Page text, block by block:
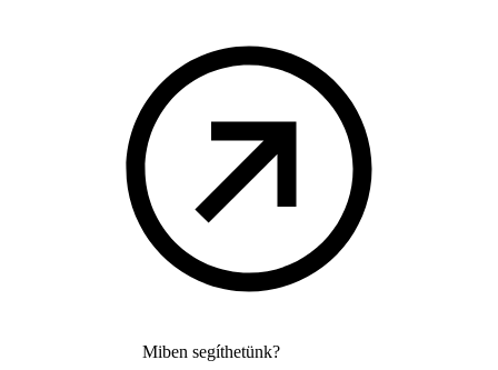
Miben segíthetünk?